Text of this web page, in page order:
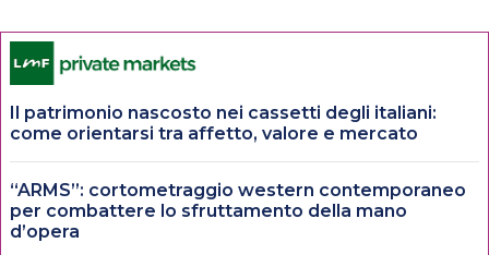
Il patrimonio nascosto nei cassetti degli italiani:
come orientarsi tra affetto, valore e mercato
“ARMS”: cortometraggio western contemporaneo
per combattere lo sfruttamento della mano
d’opera